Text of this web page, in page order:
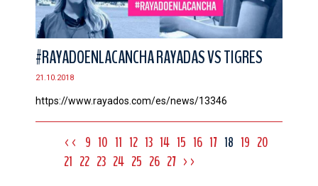
#RAYADOENLACANCHA RAYADAS VS TIGRES
21.10.2018
https://www.rayados.com/es/news/13346
<< 9 10 11 12 13 14 15 16 17 18 19 20
21 22 23 24 25 26 27 >>